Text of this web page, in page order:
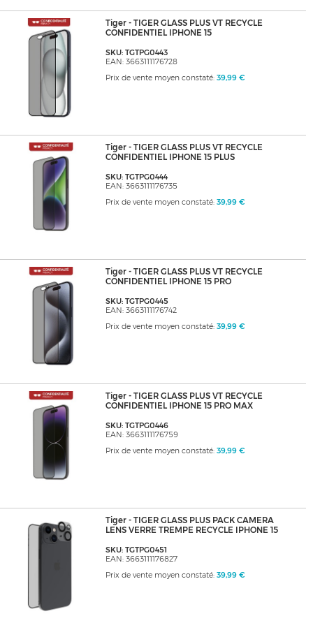
Tiger - TIGER GLASS PLUS VT RECYCLE
CONFIDENTIEL IPHONE 15
SKU: TGTPG0443
EAN: 3663111176728
Prix de vente moyen constaté: 39,99 €
Tiger - TIGER GLASS PLUS VT RECYCLE
CONFIDENTIEL IPHONE 15 PLUS
SKU: TGTPG0444
EAN: 3663111176735
Prix de vente moyen constaté: 39,99 €
Tiger - TIGER GLASS PLUS VT RECYCLE
CONFIDENTIEL IPHONE 15 PRO
SKU: TGTPG0445
EAN: 3663111176742
Prix de vente moyen constaté: 39,99 €
Tiger - TIGER GLASS PLUS VT RECYCLE
CONFIDENTIEL IPHONE 15 PRO MAX
SKU: TGTPG0446
EAN: 3663111176759
Prix de vente moyen constaté: 39,99 €
Tiger - TIGER GLASS PLUS PACK CAMERA
LENS VERRE TREMPE RECYCLE IPHONE 15
SKU: TGTPG0451
EAN: 3663111176827
Prix de vente moyen constaté: 39,99 €